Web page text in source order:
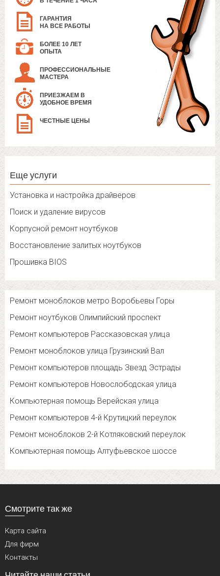
ГАРАНТИЯ
НА ВСЕ РАБОТЫ
БОЛЕЕ 10 ЛЕТ
ОПЫТА
ПРОФЕССИОНАЛЬНЫЕ
МАСТЕРА
ПРИЕЗЖАЕМ В
УДОБНОЕ ВРЕМЯ
ЧЕСТНЫЕ ЦЕНЫ
Еще услуги
Установка и настройка драйверов
Поиск и удаление вирусов
Корпусной ремонт ноутбуков
Восстановление залитых ноутбуков
Прошивка BIOS
Ремонт моноблоков метро Воробьевы Горы
Ремонт ноутбуков Олимпийский проспект
Ремонт компьютеров Рассказовская улица
Ремонт моноблоков улица Грузинский Вал
Ремонт компьютеров площадь Звезд Эстрады
Ремонт компьютеров Новослободская улица
Компьютерная помощь Верейская улица
Ремонт компьютеров 4-й Крутицкий переулок
Ремонт моноблоков 2-й Котляковский переулок
Компьютерная помощь Алтуфьевское шоссе
Смотрите так же
Карта сайта
Для фирм
Контакты